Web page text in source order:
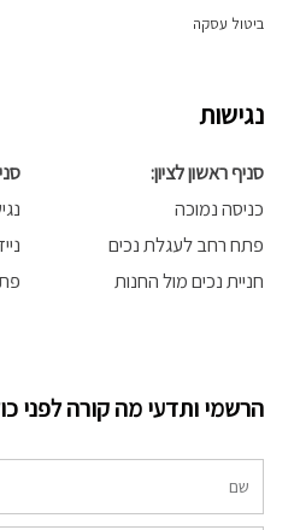
ביטול עסקה
נגישות
סניף ראשון לציון:
כניסה נמוכה
פתח רחב לעגלת נכים
חניית נכים מול החנות
הרשמי ותדעי מה קורה לפני
שם